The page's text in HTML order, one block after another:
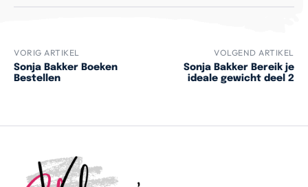
VORIG ARTIKEL
Sonja Bakker Boeken
Bestellen
VOLGEND ARTIKEL
Sonja Bakker Bereik je
ideale gewicht deel 2